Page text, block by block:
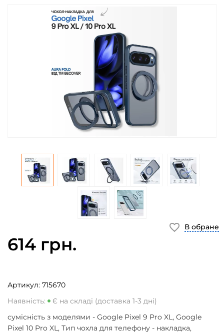
614 грн.
Артикул: 715670
Наявність:
Є на складі (доставка 1-3 дні)
сумісність з моделями - Google Pixel 9 Pro XL, Google
Pixel 10 Pro XL, Тип чохла для телефону - накладка,
В обране